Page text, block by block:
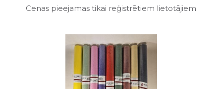
Cenas pieejamas tikai reģistrētiem lietotājiem